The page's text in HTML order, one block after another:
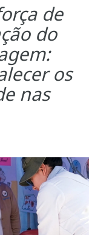
de
do
os
nas